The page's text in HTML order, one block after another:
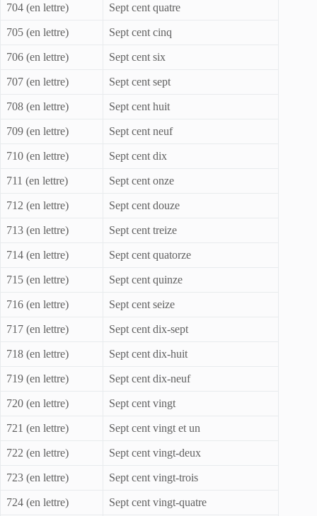
704 (en lettre) Sept cent quatre
705 (en lettre) Sept cent cinq
706 (en lettre) Sept cent six
707 (en lettre) Sept cent sept
708 (en lettre) Sept cent huit
709 (en lettre) Sept cent neuf
710 (en lettre) Sept cent dix
711 (en lettre) Sept cent onze
712 (en lettre) Sept cent douze
713 (en lettre) Sept cent treize
714 (en lettre) Sept cent quatorze
715 (en lettre) Sept cent quinze
716 (en lettre) Sept cent seize
717 (en lettre) Sept cent dix-sept
718 (en lettre) Sept cent dix-huit
719 (en lettre) Sept cent dix-neuf
720 (en lettre) Sept cent vingt
721 (en lettre) Sept cent vingt et un
722 (en lettre) Sept cent vingt-deux
723 (en lettre) Sept cent vingt-trois
724 (en lettre) Sept cent vingt-quatre